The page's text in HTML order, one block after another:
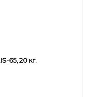
65, 20 кг.